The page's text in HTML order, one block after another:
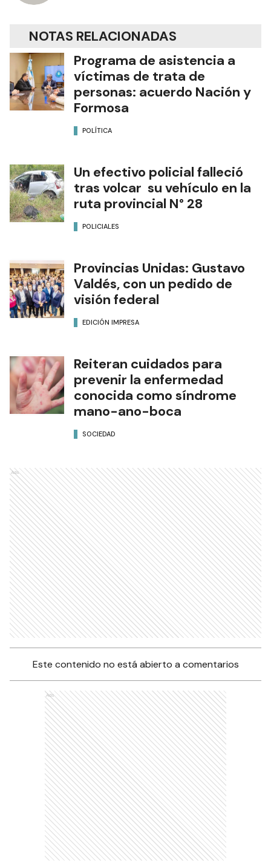
NOTAS RELACIONADAS
Programa de asistencia a
víctimas de trata de
personas: acuerdo Nación y
Formosa
POLÍTICA
Un efectivo policial falleció
tras volcar su vehículo en la
ruta provincial N° 28
POLICIALES
Provincias Unidas: Gustavo
Valdés, con un pedido de
visión federal
EDICIÓN IMPRESA
Reiteran cuidados para
prevenir la enfermedad
conocida como síndrome
mano-ano-boca
SOCIEDAD
Ads
Este contenido no está abierto a comentarios
Ads